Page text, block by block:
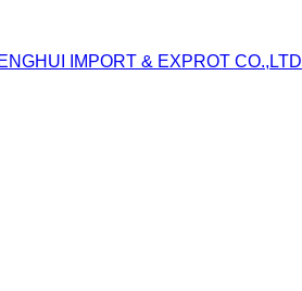
IMPORT & EXPROT CO.,LTD